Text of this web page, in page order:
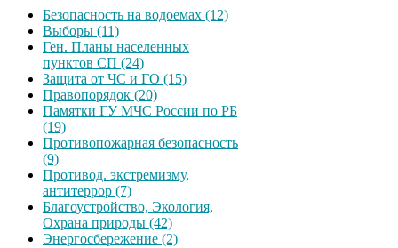
Безопасность на водоемах (12)
Выборы (11)
Ген. Планы населенных
пунктов СП (24)
Защита от ЧС и ГО (15)
Правопорядок (20)
Памятки ГУ МЧС России по РБ
(19)
Противопожарная безопасность
(9)
Противод. экстремизму,
антитеррор (7)
Благоустройство, Экология,
Охрана природы (42)
Энергосбережение (2)